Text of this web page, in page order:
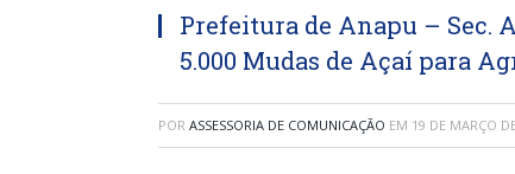
Prefeitura de Anapu – Sec.
5.000 Mudas de Açaí para
POR ASSESSORIA DE COMUNICAÇÃO EM 19 DE MARÇO